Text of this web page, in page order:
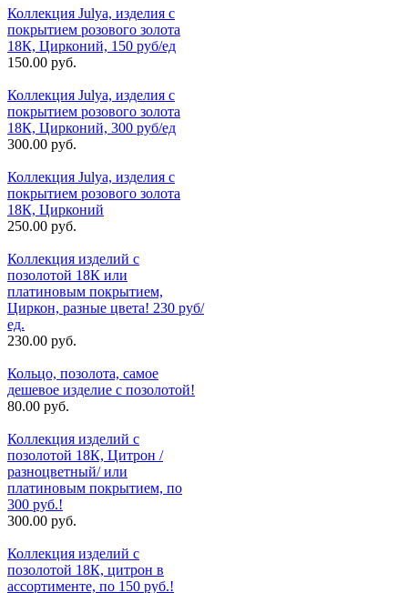
Коллекция Julya, изделия с
покрытием розового золота
18К, Цирконий, 150 руб/ед
150.00 руб.
Коллекция Julya, изделия с
покрытием розового золота
18К, Цирконий, 300 руб/ед
300.00 руб.
Коллекция Julya, изделия с
покрытием розового золота
18К, Цирконий
250.00 руб.
Коллекция изделий с
позолотой 18К или
платиновым покрытием,
Циркон, разные цвета! 230 руб/
ед.
230.00 руб.
Кольцо, позолота, самое
дешевое изделие с позолотой!
80.00 руб.
Коллекция изделий с
позолотой 18К, Цитрон /
разноцветный/ или
платиновым покрытием, по
300 руб.!
300.00 руб.
Коллекция изделий с
позолотой 18К, цитрон в
ассортименте, по 150 руб.!